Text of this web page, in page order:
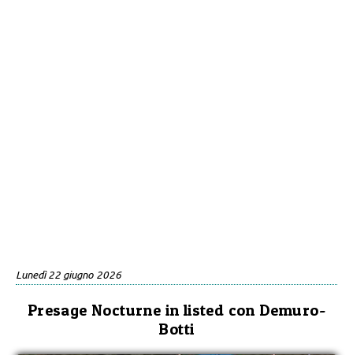
Lunedì 22 giugno 2026
Presage Nocturne in listed con Demuro-
Botti